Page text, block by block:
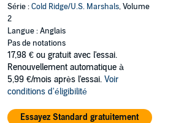
Série :Cold Ridge/U.S. Marshals, Volume
2
Langue : Anglais
Pas de notations
17,98 € ou gratuit avec l'essai.
Renouvellement automatique à
5,99 €/mois après l'essai. Voir
conditions d'éligibilité
Essayez Standard gratuitement